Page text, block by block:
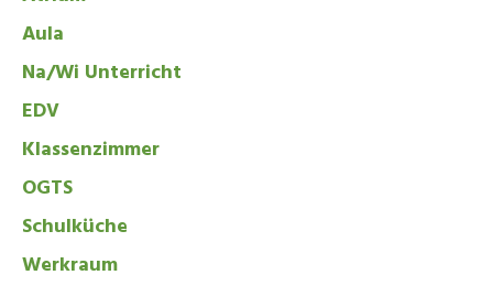
Aula
Na/Wi Unterricht
EDV
Klassenzimmer
OGTS
Schulküche
Werkraum